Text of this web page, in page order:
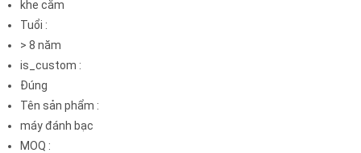
khe cắm
Tuổi :
> 8 năm
is_custom :
Đúng
Tên sản phẩm :
máy đánh bạc
MOQ :